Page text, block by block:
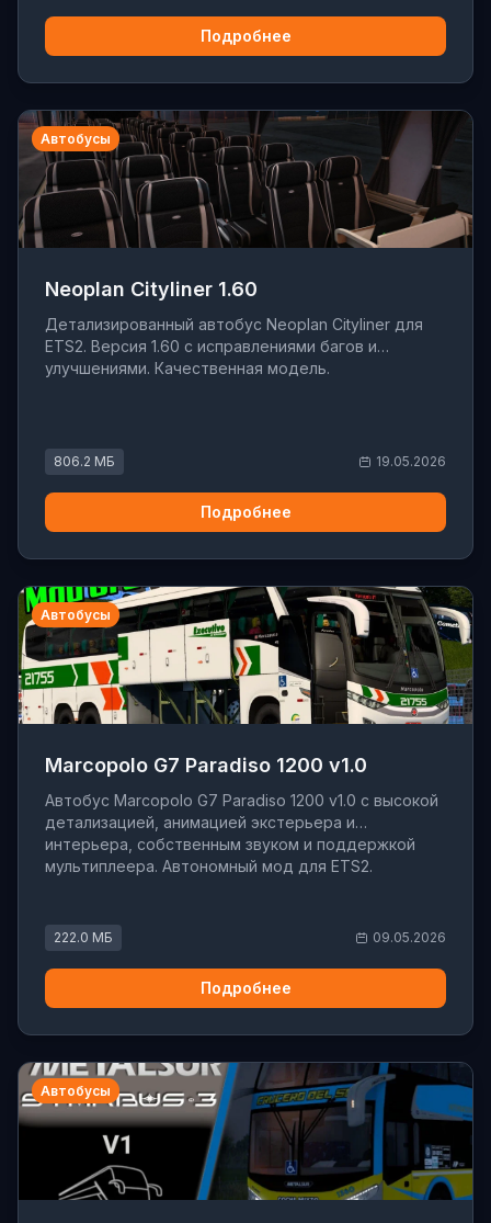
Подробнее
Автобусы
Neoplan Cityliner 1.60
Детализированный автобус Neoplan Cityliner для
ETS2. Версия 1.60 с исправлениями багов и
улучшениями. Качественная модель.
806.2 МБ 19.05.2026
Подробнее
Автобусы
Marcopolo G7 Paradiso 1200 v1.0
Автобус Marcopolo G7 Paradiso 1200 v1.0 с высокой
детализацией, анимацией экстерьера и
интерьера, собственным звуком и поддержкой
мультиплеера. Автономный мод для ETS2.
222.0 МБ 09.05.2026
Подробнее
Автобусы